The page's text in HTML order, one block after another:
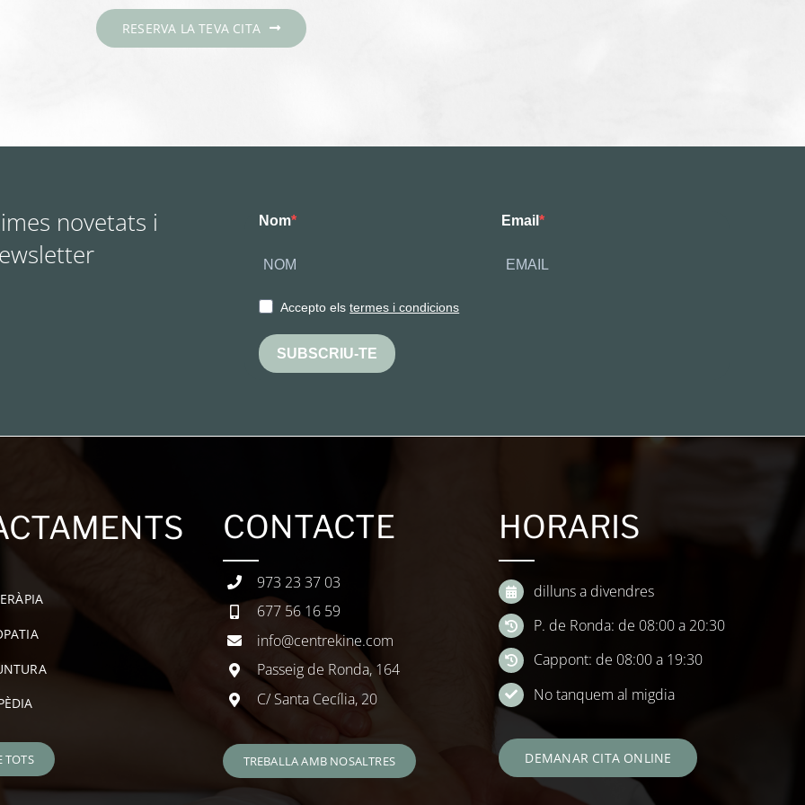
RESERVA LA TEVA CITA
novetats i
Nom Email
Accepto elstermes i condicions
SUBSCRIU-TE
TOTS
CONTACTE
973 23 37 03
677 56 16 59
info@centrekine.com
Passeig de Ronda, 164
C/ Santa Cecília, 20
TREBALLA AMB NOSALTRES
HORARIS
dilluns a divendres
P. de Ronda: de 08:00 a 20:30
Cappont: de 08:00 a 19:30
No tanquem al migdia
DEMANAR CITA ONLINE